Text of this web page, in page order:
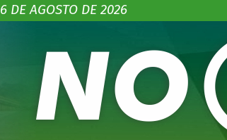
6 DE AGOSTO DE 2026